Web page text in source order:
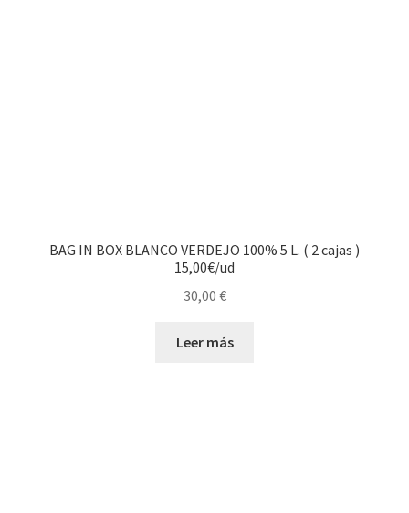
BAG IN BOX BLANCO VERDEJO 100% 5 L. ( 2 cajas )
15,00€/ud
30,00 €
Leer más